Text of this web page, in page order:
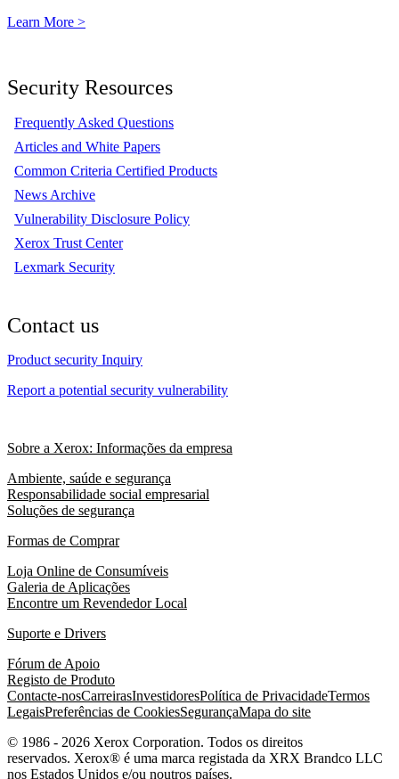
Learn More >
Security Resources
Frequently Asked Questions
Articles and White Papers
Common Criteria Certified Products
News Archive
Vulnerability Disclosure Policy
Xerox Trust Center
Lexmark Security
Contact us
Product security Inquiry
Report a potential security vulnerability
Sobre a Xerox: Informações da empresa
Ambiente, saúde e segurança
Responsabilidade social empresarial
Soluções de segurança
Formas de Comprar
Loja Online de Consumíveis
Galeria de Aplicações
Encontre um Revendedor Local
Suporte e Drivers
Fórum de Apoio
Registo de Produto
Contacte-nosCarreirasInvestidoresPolítica de PrivacidadeTermos
LegaisPreferências de CookiesSegurançaMapa do site
© 1986 - 2026 Xerox Corporation. Todos os direitos
reservados. Xerox® é uma marca registada da XRX Brandco LLC
nos Estados Unidos e/ou noutros países.